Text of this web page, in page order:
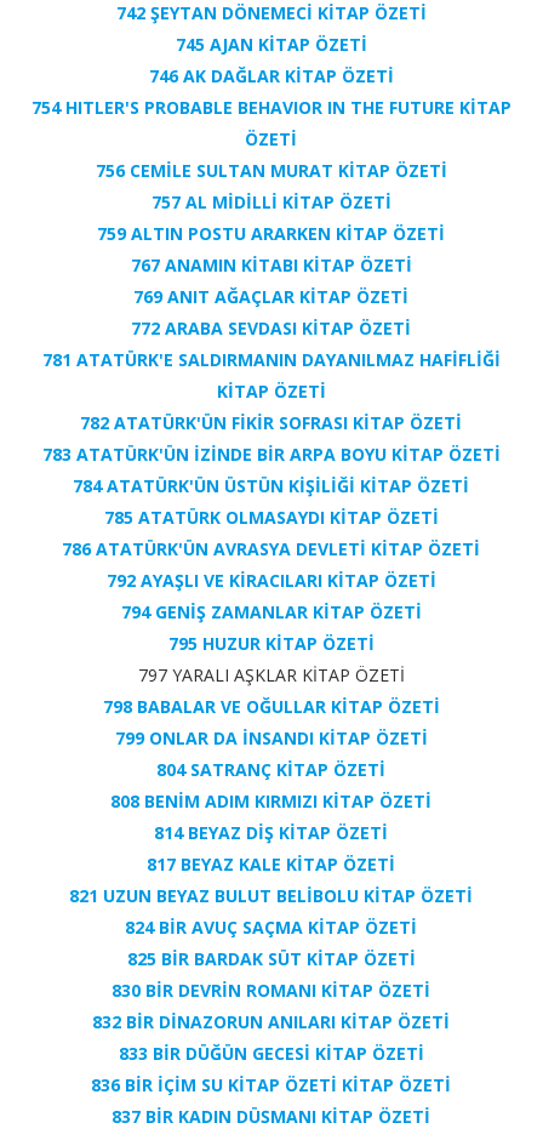
742 ŞEYTAN DÖNEMECİ KİTAP ÖZETİ
745 AJAN KİTAP ÖZETİ
746 AK DAĞLAR KİTAP ÖZETİ
754 HITLER'S PROBABLE BEHAVIOR IN THE FUTURE KİTAP
ÖZETİ
756 CEMİLE SULTAN MURAT KİTAP ÖZETİ
757 AL MİDİLLİ KİTAP ÖZETİ
759 ALTIN POSTU ARARKEN KİTAP ÖZETİ
767 ANAMIN KİTABI KİTAP ÖZETİ
769 ANIT AĞAÇLAR KİTAP ÖZETİ
772 ARABA SEVDASI KİTAP ÖZETİ
781 ATATÜRK'E SALDIRMANIN DAYANILMAZ HAFİFLİĞİ
KİTAP ÖZETİ
782 ATATÜRK'ÜN FİKİR SOFRASI KİTAP ÖZETİ
783 ATATÜRK'ÜN İZİNDE BİR ARPA BOYU KİTAP ÖZETİ
784 ATATÜRK'ÜN ÜSTÜN KİŞİLİĞİ KİTAP ÖZETİ
785 ATATÜRK OLMASAYDI KİTAP ÖZETİ
786 ATATÜRK'ÜN AVRASYA DEVLETİ KİTAP ÖZETİ
792 AYAŞLI VE KİRACILARI KİTAP ÖZETİ
794 GENİŞ ZAMANLAR KİTAP ÖZETİ
795 HUZUR KİTAP ÖZETİ
797 YARALI AŞKLAR KİTAP ÖZETİ
798 BABALAR VE OĞULLAR KİTAP ÖZETİ
799 ONLAR DA İNSANDI KİTAP ÖZETİ
804 SATRANÇ KİTAP ÖZETİ
808 BENİM ADIM KIRMIZI KİTAP ÖZETİ
814 BEYAZ DİŞ KİTAP ÖZETİ
817 BEYAZ KALE KİTAP ÖZETİ
821 UZUN BEYAZ BULUT BELİBOLU KİTAP ÖZETİ
824 BİR AVUÇ SAÇMA KİTAP ÖZETİ
825 BİR BARDAK SÜT KİTAP ÖZETİ
830 BİR DEVRİN ROMANI KİTAP ÖZETİ
832 BİR DİNAZORUN ANILARI KİTAP ÖZETİ
833 BİR DÜĞÜN GECESİ KİTAP ÖZETİ
836 BİR İÇİM SU KİTAP ÖZETİ KİTAP ÖZETİ
837 BİR KADIN DÜŞMANI KİTAP ÖZETİ